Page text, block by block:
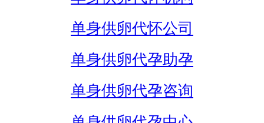
单身供卵代怀公司
单身供卵代孕助孕
单身供卵代孕咨询